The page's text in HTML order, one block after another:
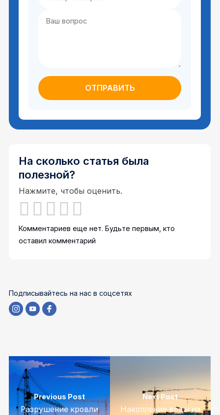
На сколько статья была
полезной?
Нажмите, чтобы оценить.
Комментариев еще нет. Будьте первым, кто
оставил комментарий
Подписывайтесь на нас в соцсетях
Previous Post
Разрушение кровли
Next Post
Накопление воды на